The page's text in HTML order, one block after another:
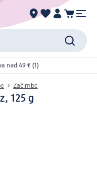
nad 49 € (1)
Začimbe
125 g